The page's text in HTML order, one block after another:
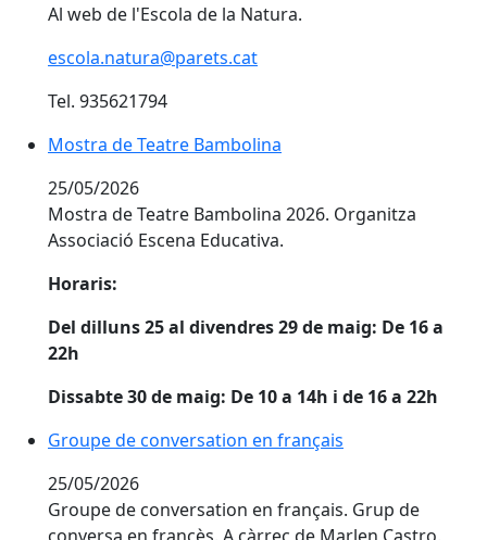
Al web de l'Escola de la Natura.
escola.natura@parets.cat
Tel. 935621794
Mostra de Teatre Bambolina
25/05/2026
Mostra de Teatre Bambolina 2026. Organitza
Associació Escena Educativa.
Horaris:
Del dilluns 25 al divendres 29 de maig: De 16 a
22h
Dissabte 30 de maig: De 10 a 14h i de 16 a 22h
Groupe de conversation en français
25/05/2026
Groupe de conversation en français. Grup de